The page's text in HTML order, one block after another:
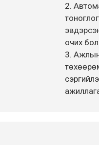
2.
очих
3.